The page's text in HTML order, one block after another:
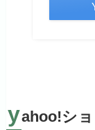
yahoo!シ